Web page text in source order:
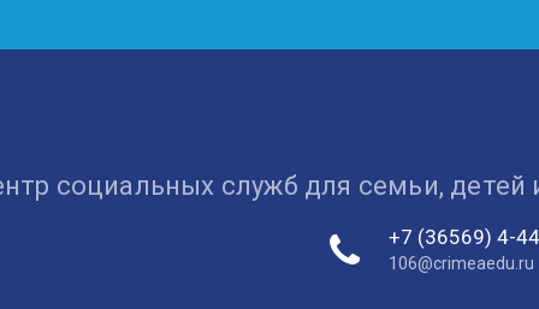
социальных служб для семьи,
+7 (36569) 4-
106@crimeaedu.ru